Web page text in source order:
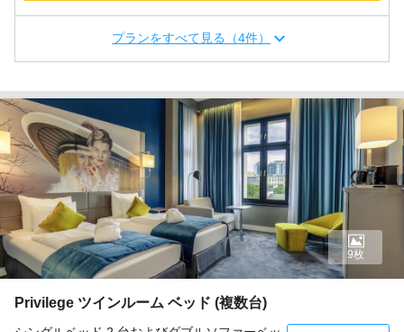
プランをすべて見る（4件）
Privilege ツインルーム ベッド (複数台)
9枚